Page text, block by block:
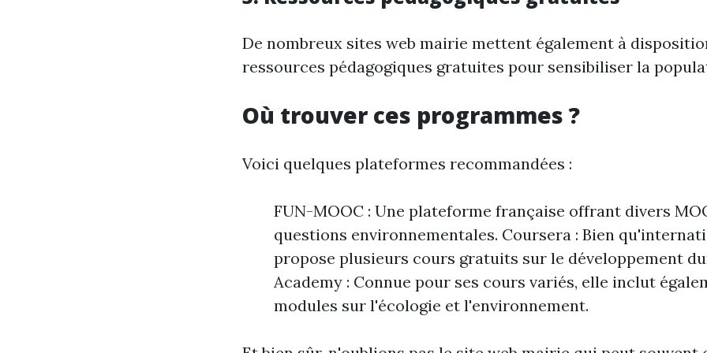
De nombreux sites web mairie mettent également à
ressources pédagogiques gratuites pour sensibiliser la
Où trouver ces programmes ?
Voici quelques plateformes recommandées :
FUN-MOOC : Une plateforme française offrant divers
questions environnementales. Coursera : Bien
propose plusieurs cours gratuits sur le développement
Academy : Connue pour ses cours variés, elle inclut
modules sur l'écologie et l'environnement.